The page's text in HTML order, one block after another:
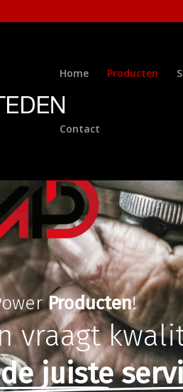
Home Producten
Contact
Producten!
vraagt
juiste